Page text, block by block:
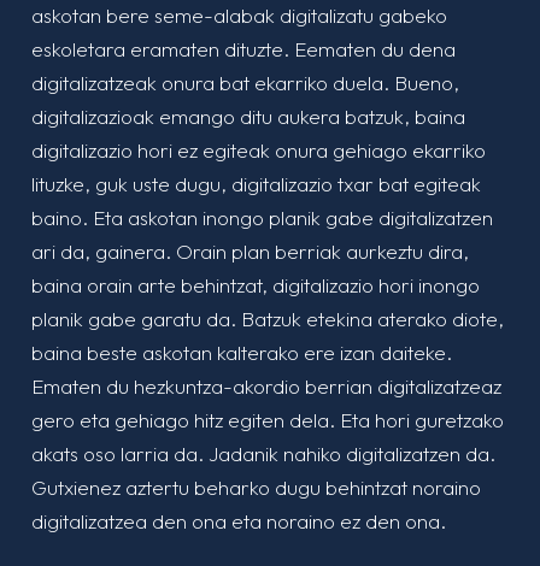
askotan bere seme-alabak digitalizatu gabeko
eskoletara eramaten dituzte. Eematen du dena
digitalizatzeak onura bat ekarriko duela. Bueno,
digitalizazioak emango ditu aukera batzuk, baina
digitalizazio hori ez egiteak onura gehiago ekarriko
lituzke, guk uste dugu, digitalizazio txar bat egiteak
baino. Eta askotan inongo planik gabe digitalizatzen
ari da, gainera. Orain plan berriak aurkeztu dira,
baina orain arte behintzat, digitalizazio hori inongo
planik gabe garatu da. Batzuk etekina aterako diote,
baina beste askotan kalterako ere izan daiteke.
Ematen du hezkuntza-akordio berrian digitalizatzeaz
gero eta gehiago hitz egiten dela. Eta hori guretzako
akats oso larria da. Jadanik nahiko digitalizatzen da.
Gutxienez aztertu beharko dugu behintzat noraino
digitalizatzea den ona eta noraino ez den ona.